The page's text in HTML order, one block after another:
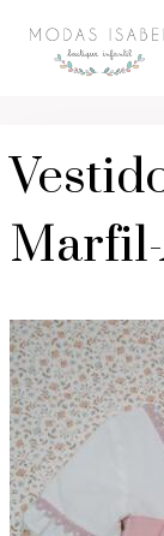
contenido